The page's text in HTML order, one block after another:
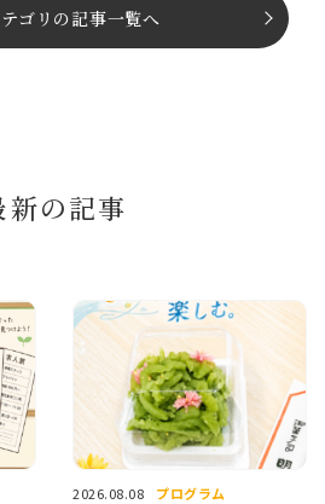
ゴリの記事⼀覧へ
新の記事
2026.08.08 プログラム